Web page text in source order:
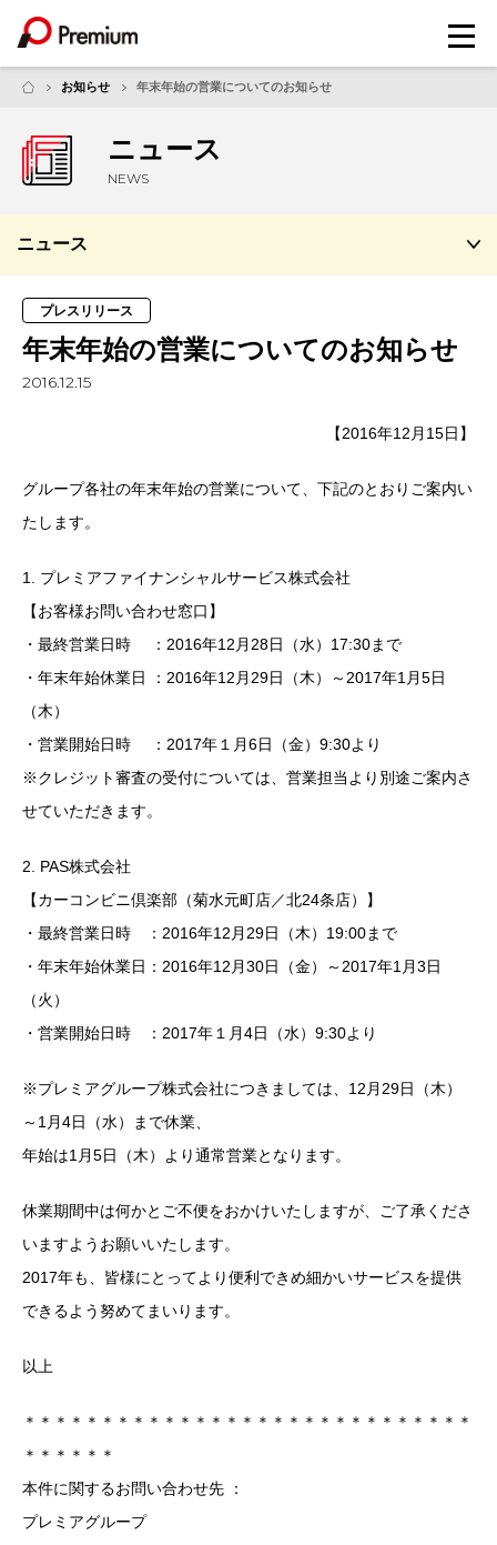
メ
ニ
お知らせ 年末年始の営業についてのお知らせ
ニュース
NEWS
ニュース
プレスリリース
年末年始の営業についてのお知らせ
2016.12.15
【2016年12月15日】
グループ各社の年末年始の営業について、下記のとおりご案内い
たします。
1. プレミアファイナンシャルサービス株式会社
【お客様お問い合わせ窓口】
・最終営業日時 ：2016年12月28日（水）17:30まで
・年末年始休業日 ：2016年12月29日（木）～2017年1月5日
（木）
・営業開始日時 ：2017年１月6日（金）9:30より
※クレジット審査の受付については、営業担当より別途ご案内さ
せていただきます。
2. PAS株式会社
【カーコンビニ倶楽部（菊水元町店／北24条店）】
・最終営業日時 ：2016年12月29日（木）19:00まで
・年末年始休業日：2016年12月30日（金）～2017年1月3日
（火）
・営業開始日時 ：2017年１月4日（水）9:30より
※プレミアグループ株式会社につきましては、12月29日（木）
～1月4日（水）まで休業、
年始は1月5日（木）より通常営業となります。
休業期間中は何かとご不便をおかけいたしますが、ご了承くださ
いますようお願いいたします。
2017年も、皆様にとってより便利できめ細かいサービスを提供
できるよう努めてまいります。
以上
＊＊＊＊＊＊＊＊＊＊＊＊＊＊＊＊＊＊＊＊＊＊＊＊＊＊＊＊＊
＊＊＊＊＊＊
本件に関するお問い合わせ先 ：
プレミアグループ